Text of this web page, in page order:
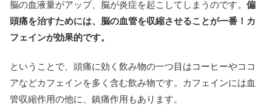
脳の血液量がアップ、脳が炎症を起こしてしまうのです。 偏
頭痛を治すためには、脳の血管を収縮させることが一番！カ
フェインが効果的です。
ということで、頭痛に効く飲み物の一つ目はコーヒーやココ
アなどカフェインを多く含む飲み物です。カフェインには血
管収縮作用の他に、鎮痛作用もあります。